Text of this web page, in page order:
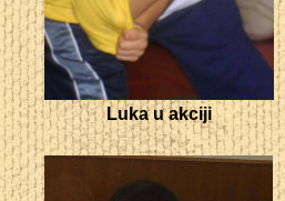
Luka u akciji